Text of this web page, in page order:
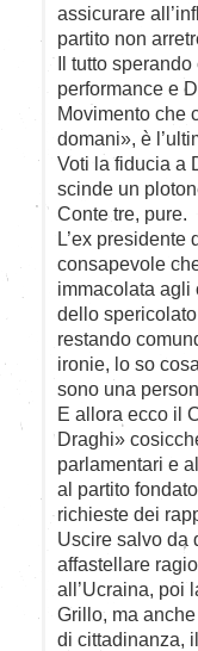
assicurare
partito non
Il tutto
performance e
Movimento che
domani», è
Voti la fiducia a
scinde un
Conte tre, pure.
L’ex
consapevole
immacolata agli
dello
restando
ironie, lo so
sono una
E allora ecco il
Draghi»
parlamentari e
al partito
richieste dei
Uscire salvo da
affastellare
all’Ucraina, poi
Grillo, ma
di cittadinanza,